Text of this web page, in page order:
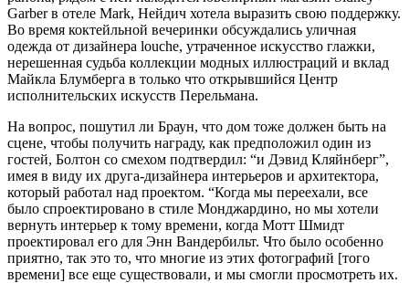
Garber в отеле Mark, Нейдич хотела выразить свою поддержку.
Во время коктейльной вечеринки обсуждались уличная
одежда от дизайнера louche, утраченное искусство глажки,
нерешенная судьба коллекции модных иллюстраций и вклад
Майкла Блумберга в только что открывшийся Центр
исполнительских искусств Перельмана.
На вопрос, пошутил ли Браун, что дом тоже должен быть на
сцене, чтобы получить награду, как предположил один из
гостей, Болтон со смехом подтвердил: “и Дэвид Кляйнберг”,
имея в виду их друга-дизайнера интерьеров и архитектора,
который работал над проектом. “Когда мы переехали, все
было спроектировано в стиле Монджардино, но мы хотели
вернуть интерьер к тому времени, когда Мотт Шмидт
проектировал его для Энн Вандербильт. Что было особенно
приятно, так это то, что многие из этих фотографий [того
времени] все еще существовали, и мы смогли просмотреть их.